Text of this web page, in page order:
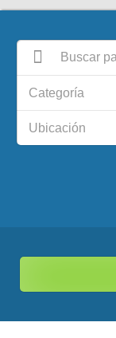
Categoría
Ubicación